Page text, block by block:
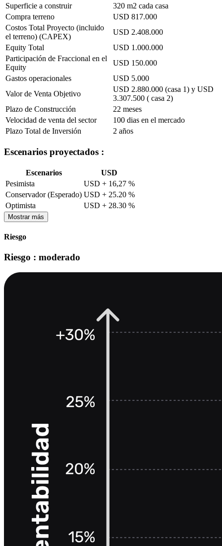
Superficie a construir
320 m2 cada casa
Compra terreno
USD 817.000
Costos Total Proyecto (incluido
el terreno) (CAPEX)
USD 2.408.000
Equity Total
USD 1.000.000
Participación de Fraccional en el
Equity
USD 150.000
Gastos operacionales
USD 5.000
Valor de Venta Objetivo
USD 2.880.000 (casa 1) y USD
3.307.500 ( casa 2)
Plazo de Construcción
22 meses
Velocidad de venta del sector
100 dias en el mercado
Plazo Total de Inversión
2 años
Escenarios proyectados :
Escenarios
USD
Pesimista
USD + 16,27 %
Conservador (Esperado) USD + 25.20 %
Optimista
USD + 28.30 %
Mostrar más
Riesgo
Riesgo : moderado